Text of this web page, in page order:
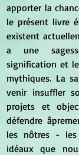
apporter la
le présent livre
existent
a une
signification et
mythiques. La
venir insuffler
projets et
défendre
les nôtres - les
idéaux que